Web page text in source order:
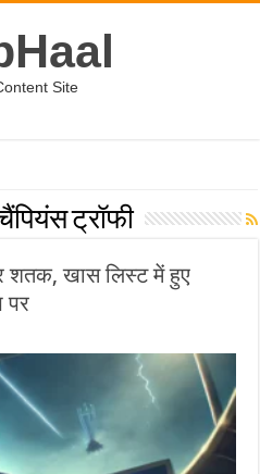
Site
ट्रॉफी
शतक, खास लिस्ट में हुए
पर